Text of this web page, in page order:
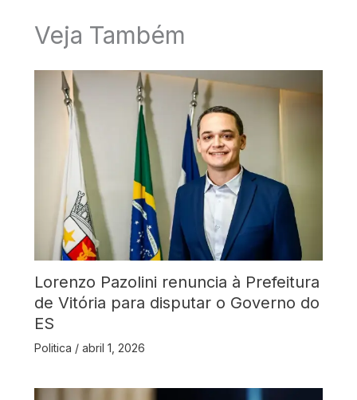
Veja Também
Lorenzo Pazolini renuncia à Prefeitura
de Vitória para disputar o Governo do
ES
Politica / abril 1, 2026